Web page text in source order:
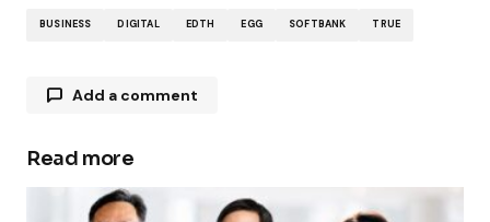
BUSINESS DIGITAL EDTH EGG SOFTBANK TRUE
Add a comment
Your email address will not be published.
Required fields are marked*
Read more